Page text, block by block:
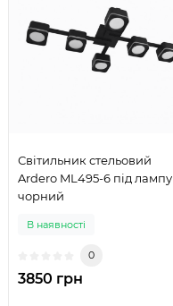
Світильник стельовий
Ardero ML495-6 під лампу
чорний
В наявності
0
3850 грн